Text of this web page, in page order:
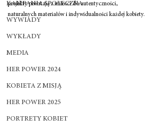
KAMPANIA SPOŁECZNA
WYWIADY
WYKŁADY
MEDIA
HER POWER 2024
KOBIETA Z MISJĄ
HER POWER 2025
PORTRETY KOBIET
projekty powstają z miłości do autentyczności,
naturalnych materiałów i indywidualności każdej kobiety.